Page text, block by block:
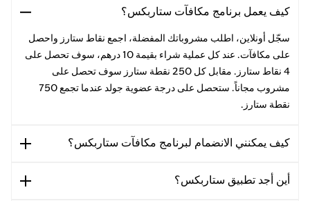
كيف يعمل برنامج مكافآت ستاربكس؟
سجّل أونلاين، اطلب مشروباتك المفضلة، اجمع نقاط ستارز واحصل
على مكافآت. عند كل عملية شراء بقيمة 10 درهم، سوف تحصل على
4 نقاط ستارز. مقابل كل 250 نقطة ستارز سوف تحصل على
مشروب مجاناً. ستحصل على درجة عضوية جولد عندما تجمع 750
نقطة ستارز.
كيف يمكنني الانضمام لبرنامج مكافآت ستاربكس؟
أين أجد تطبيق ستاربكس؟